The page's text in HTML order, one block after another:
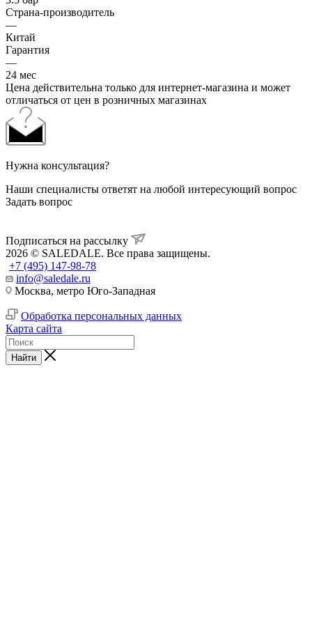
Страна-производитель
—
Китай
Гарантия
—
24 мес
Цена действительна только для интернет-магазина и может
отличаться от цен в розничных магазинах
Нужна консультация?
Наши специалисты ответят на любой интересующий вопрос
Задать вопрос
Подписаться на рассылку
2026 © SALEDALE. Все права защищены.
+7 (495) 147-98-78
info@saledale.ru
Москва, метро Юго-Западная
Обработка персональных данных
Карта сайта
Найти